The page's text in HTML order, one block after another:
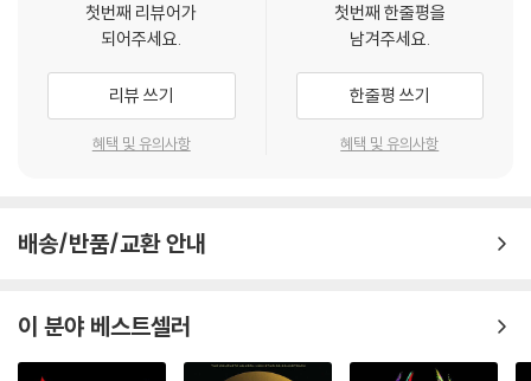
첫번째 리뷰어가
되어주세요.
리뷰 쓰기
혜택 및 유의사항
첫번째 한줄평을
남겨주세요.
한줄평 쓰기
혜택 및 유의사항
배송/반품/교환 안내
이 분야 베스트셀러